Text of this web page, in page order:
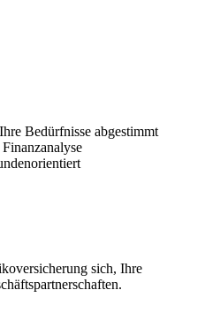
Bedürfnisse abgestimmt
sich, Ihre